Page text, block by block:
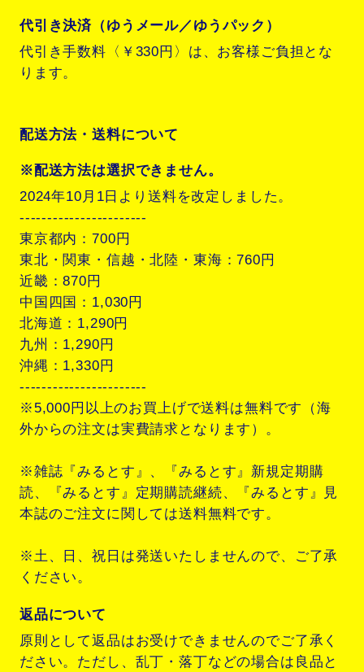
代引き決済（ゆうメール／ゆうパック）
代引き手数料〈￥330円〉は、お客様ご負担とな
ります。
配送方法・送料について
※配送方法は選択できません。
2024年10月1日より送料を改定しました。
-----------------------
東京都内：700円
東北・関東・信越・北陸・東海：760円
近畿：870円
中国四国：1,030円
北海道：1,290円
九州：1,290円
沖縄：1,330円
-----------------------
※5,000円以上のお買上げで送料は無料です（海
外からの注文は実費請求となります）。
※雑誌『みるとす』、『みるとす』新規定期購
読、『みるとす』定期購読継続、『みるとす』見
本誌のご注文に関しては送料無料です。
※土、日、祝日は発送いたしませんので、ご了承
ください。
返品について
原則として返品はお受けできませんのでご了承く
ださい。ただし、乱丁・落丁などの場合は良品と